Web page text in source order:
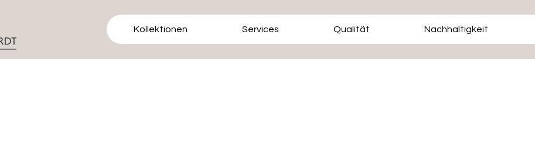
Kollektionen Services Qualität Nachhaltigkeit